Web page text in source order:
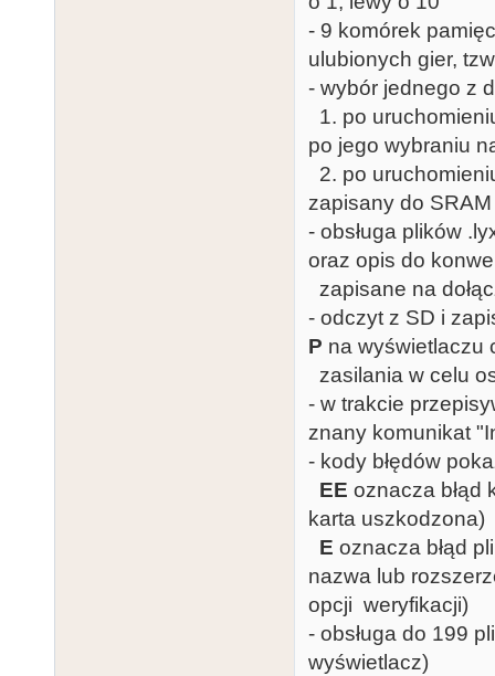
- 9 komórek
ulubionych gier,
- wybór jednego z
1. po
po jego wybraniu
2. po
zapisany do
- obsługa plików
oraz opis do
zapisane na
- odczyt z SD i
P na wyświetlaczu
zasilania w celu
- w trakcie
znany komunikat
- kody błędów
EE oznacza błąd
karta uszkodzona)
E oznacza błąd
nazwa lub
opcji weryfikacji)
- obsługa do 199
wyświetlacz)